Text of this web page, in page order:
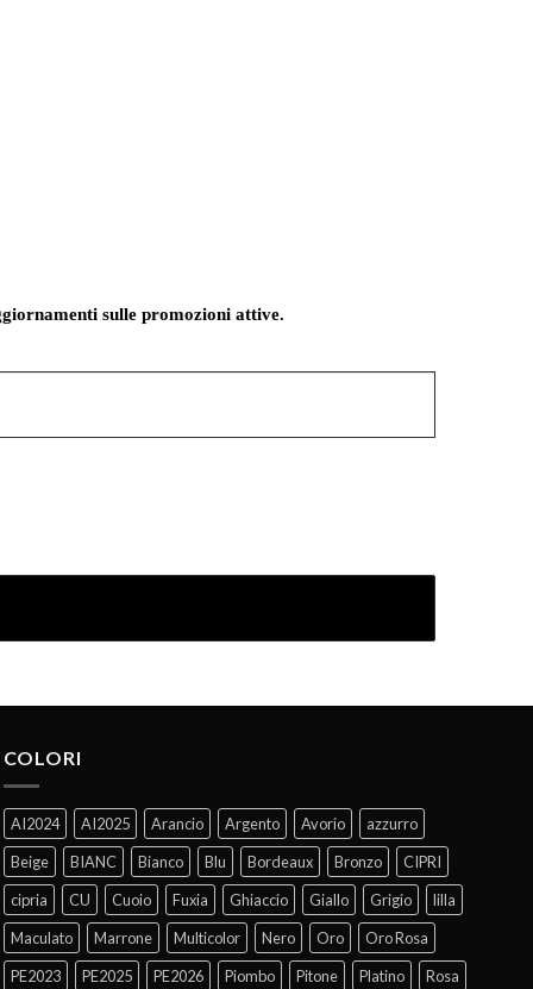
sulle promozioni attive.
COLORI
AI2024 AI2025 Arancio Argento Avorio
azzurro
Beige
BIANC Bianco Blu Bordeaux Bronzo
CIPRI
cipria
CU Cuoio Fuxia Ghiaccio Giallo Grigio
lilla
Maculato
Marrone Multicolor Nero Oro
Oro Rosa
PE2023
PE2025 PE2026 Piombo Pitone Platino Rosa